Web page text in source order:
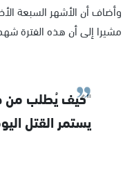
وأضاف أن الأشهر السبعة
مشيرا إلى أن هذه الفترة شهدت ارتقاء
"كيف يُطلب من
يستمر القتل